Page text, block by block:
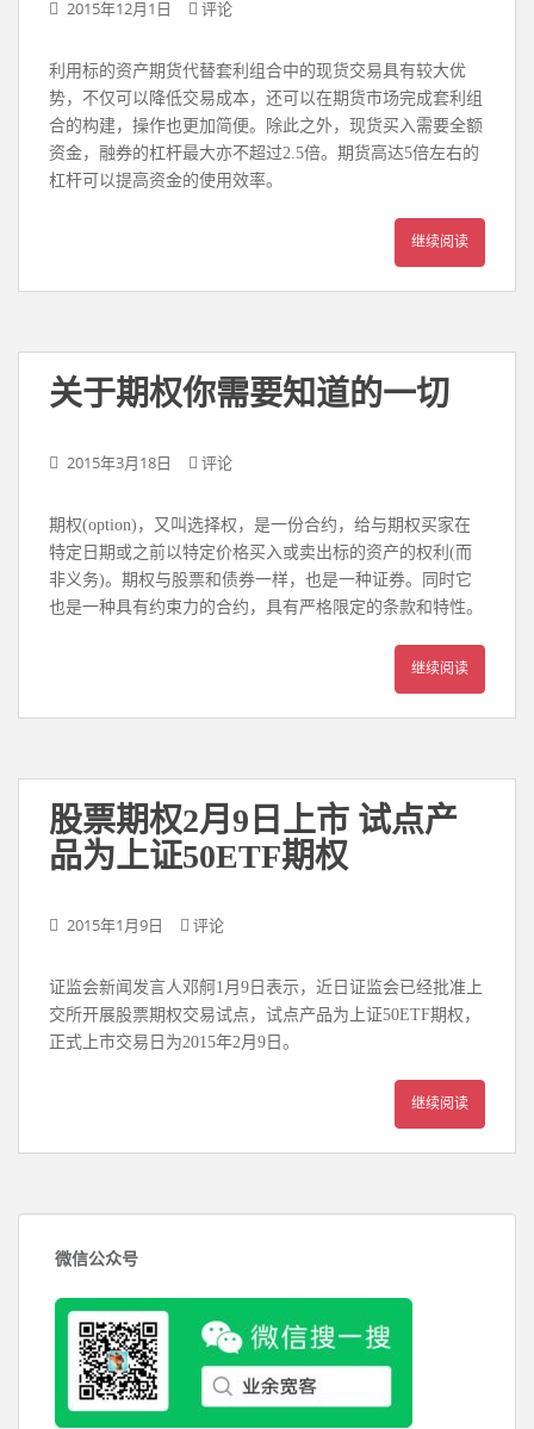
2015年12月1日 评论
利用标的资产期货代替套利组合中的现货交易具有较大优
势，不仅可以降低交易成本，还可以在期货市场完成套利组
合的构建，操作也更加简便。除此之外，现货买入需要全额
资金，融券的杠杆最大亦不超过2.5倍。期货高达5倍左右的
杠杆可以提高资金的使用效率。
继续阅读
关于期权你需要知道的一切
2015年3月18日 评论
期权(option)，又叫选择权，是一份合约，给与期权买家在
特定日期或之前以特定价格买入或卖出标的资产的权利(而
非义务)。期权与股票和债券一样，也是一种证券。同时它
也是一种具有约束力的合约，具有严格限定的条款和特性。
继续阅读
股票期权2月9日上市 试点产
品为上证50ETF期权
2015年1月9日 评论
证监会新闻发言人邓舸1月9日表示，近日证监会已经批准上
交所开展股票期权交易试点，试点产品为上证50ETF期权，
正式上市交易日为2015年2月9日。
继续阅读
微信公众号